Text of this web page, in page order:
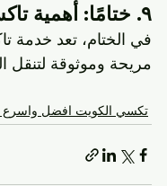
٩. ختامًا: أهمية تاكسي منطقة الرابية في تسهيل النقل
في الختام، تعد خدمة
مريحة وموثوقة لتنقل
تكسي الكويت افضل واسرع